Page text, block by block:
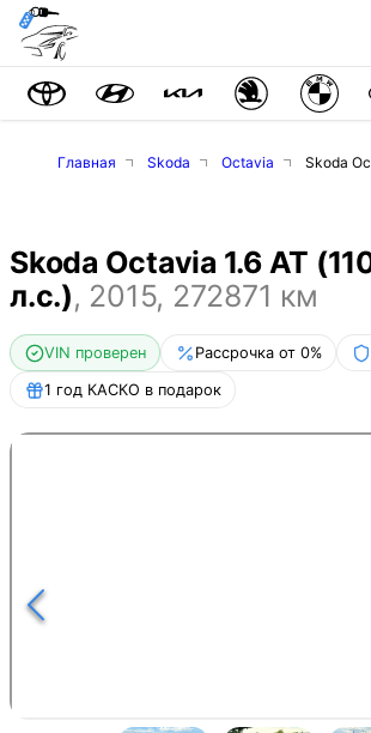
Главная Skoda Octavia Skoda
Skoda Octavia 1.6 AT
л.с.), 2015, 272871 км
VIN проверен Рассрочка от 0%
1 год КАСКО в подарок